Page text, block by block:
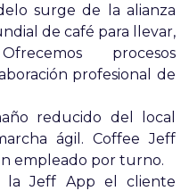
surge de la alianza
de café para llevar,
procesos
profesional de
reducido del local
ágil. Coffee Jeff
empleado por turno.
la Jeff App el cliente